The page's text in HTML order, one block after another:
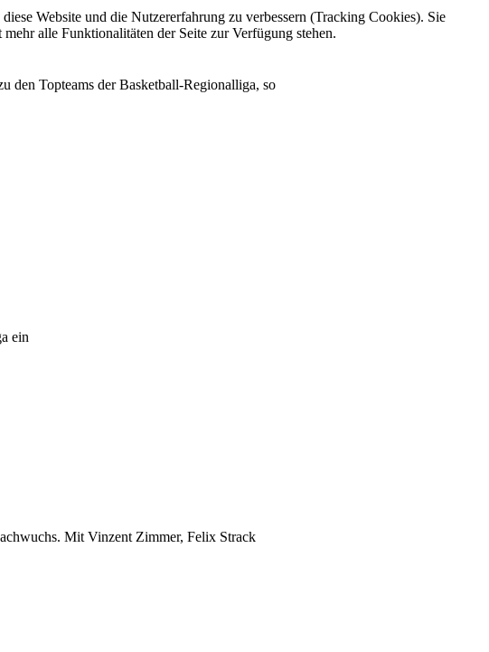
den Topteams der Basketball-Regionalliga, so
ein
Mit Vinzent Zimmer, Felix Strack
Website und die Nutzererfahrung zu verbessern (Tracking Cookies). Sie
alle Funktionalitäten der Seite zur Verfügung stehen.